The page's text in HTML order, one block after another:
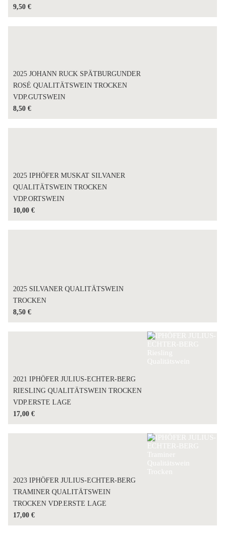
9,50€
2025 JOHANN RUCK SPÄTBURGUNDER
ROSÉ QUALITÄTSWEIN TROCKEN
VDP.GUTSWEIN
8,50€
2025 IPHÖFER MUSKAT SILVANER
QUALITÄTSWEIN TROCKEN
VDP.ORTSWEIN
10,00€
2025 SILVANER QUALITÄTSWEIN
TROCKEN
8,50€
2021 IPHÖFER JULIUS-ECHTER-BERG
RIESLING QUALITÄTSWEIN TROCKEN
VDP.ERSTE LAGE
17,00€
2023 IPHÖFER JULIUS-ECHTER-BERG
TRAMINER QUALITÄTSWEIN
TROCKEN VDP.ERSTE LAGE
17,00€